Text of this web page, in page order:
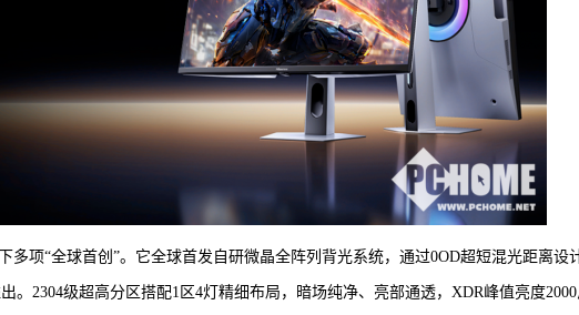
多项“全球首创”。它全球首发自研微晶全阵列背光系统，通过0OD超短混光距离设
。2304级超高分区搭配1区4灯精细布局，暗场纯净、亮部通透，XDR峰值亮度